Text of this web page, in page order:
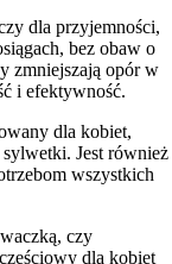
dla przyjemności,
bez obaw o
zmniejszają opór w
i efektywność.
dla kobiet,
Jest również
wszystkich
czy
dla kobiet